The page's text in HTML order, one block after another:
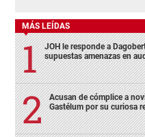
MÁS LEÍDAS
JOH le responde a
supuestas amenazas en
Acusan de cómplice a
Gastélum por su curiosa